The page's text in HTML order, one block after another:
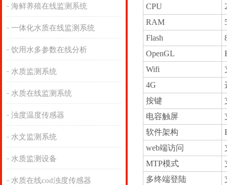
海鲜养殖在线监测系统
一体化水质在线监测系统
饮用水多参数在线分析
水质监测系统
水质在线监测系统
浊度温度传感器
水文监测系统
水质监测设备
水质在线cod浊度传感器
CPU
RAM
Flash
OpenGL
Wifi
4G
按键
电容触屏
软件架构
web端访问
MTP模式
多终端登陆